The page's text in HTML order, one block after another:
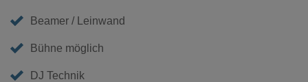
Beamer / Leinwand
Bühne möglich
DJ Technik